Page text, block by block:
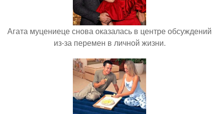
Агата муцениеце снова оказалась в центре обсуждений
из-за перемен в личной жизни.